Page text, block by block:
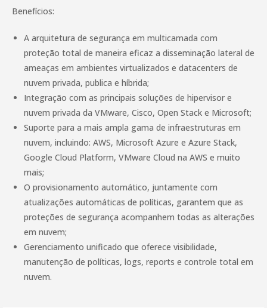
Benefícios:
A arquitetura de segurança em multicamada com
proteção total de maneira eficaz a disseminação lateral de
ameaças em ambientes virtualizados e datacenters de
nuvem privada, publica e híbrida;
Integração com as principais soluções de hipervisor e
nuvem privada da VMware, Cisco, Open Stack e Microsoft;
Suporte para a mais ampla gama de infraestruturas em
nuvem, incluindo: AWS, Microsoft Azure e Azure Stack,
Google Cloud Platform, VMware Cloud na AWS e muito
mais;
O provisionamento automático, juntamente com
atualizações automáticas de políticas, garantem que as
proteções de segurança acompanhem todas as alterações
em nuvem;
Gerenciamento unificado que oferece visibilidade,
manutenção de políticas, logs, reports e controle total em
nuvem.